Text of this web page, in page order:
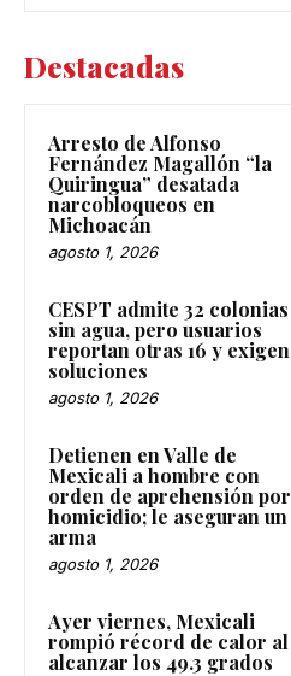
Destacadas
Arresto de Alfonso
Fernández Magallón “la
Quiringua” desatada
narcobloqueos en
Michoacán
agosto 1, 2026
CESPT admite 32 colonias
sin agua, pero usuarios
reportan otras 16 y exigen
soluciones
agosto 1, 2026
Detienen en Valle de
Mexicali a hombre con
orden de aprehensión por
homicidio; le aseguran un
arma
agosto 1, 2026
Ayer viernes, Mexicali
rompió récord de calor al
alcanzar los 49.3 grados